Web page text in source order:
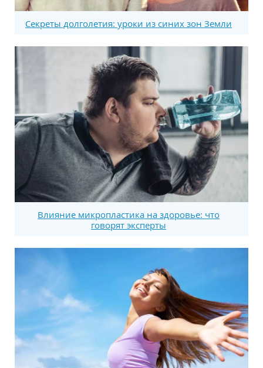
Секреты долголетия: уроки из синих зон Земли
Влияние микропластика на здоровье: что
говорят эксперты